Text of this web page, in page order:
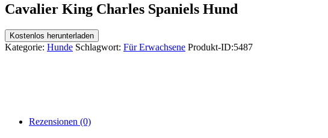
Cavalier King Charles Spaniels Hund
Kostenlos herunterladen
Kategorie: Hunde Schlagwort: Für Erwachsene Produkt-ID:5487
Rezensionen (0)